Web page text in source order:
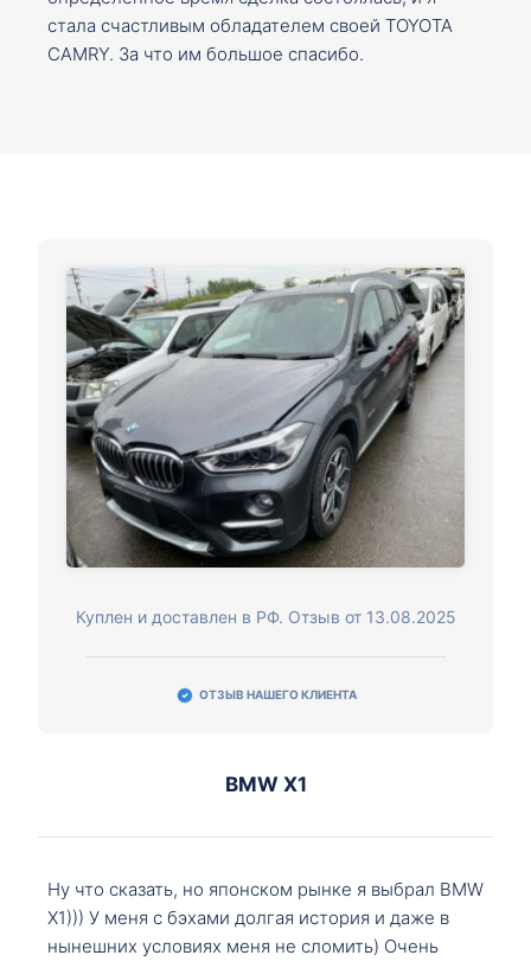
стала счастливым обладателем своей TOYOTA
CAMRY. За что им большое спасибо.
Куплен и доставлен в РФ. Отзыв от 13.08.2025
ОТЗЫВ НАШЕГО КЛИЕНТА
BMW X1
Ну что сказать, но японском рынке я выбрал BMW
X1))) У меня с бэхами долгая история и даже в
нынешних условиях меня не сломить) Очень